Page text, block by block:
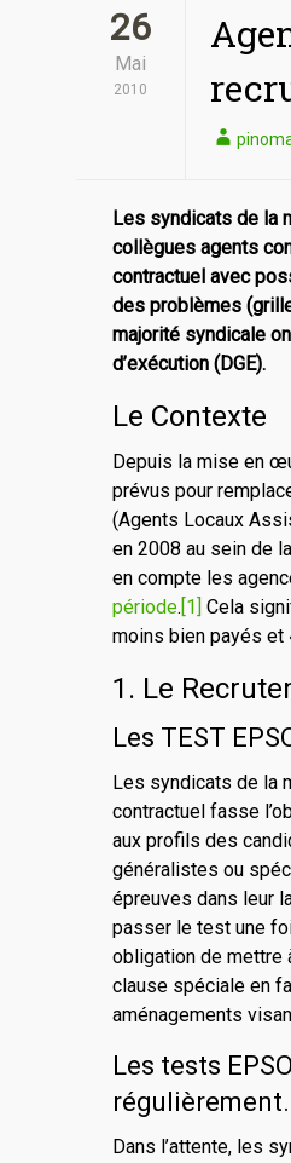
26
Mai
2010
Les syndicats de la
collègues agents
contractuel avec
des problèmes
majorité syndicale
d’exécution (DGE).
Le Contexte
Depuis la mise en
prévus pour
(Agents Locaux
en 2008 au sein de
en compte les
période.[1] Cela
moins bien payés et
1. Le
Les TEST
Les syndicats de la
contractuel fasse
aux profils des
généralistes ou
épreuves dans leur
passer le test une
obligation de mettre
clause spéciale en
aménagements
Les tests
régulièrement.
Dans l’attente, les